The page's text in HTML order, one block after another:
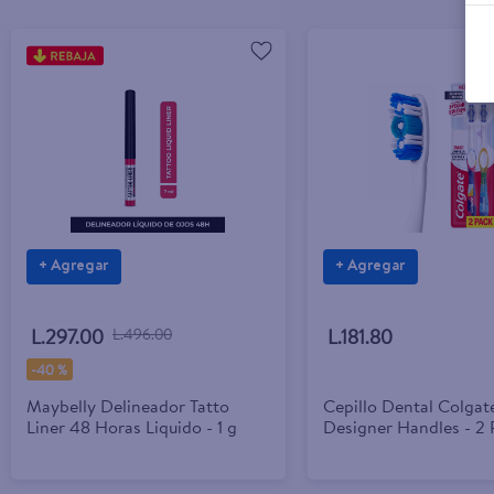
+ Agregar
L.297.00 L.496.00
-40 %
Maybelly Delineador Tatto
Liner 48 Horas Liquido - 1 g
+ Agregar
L.181.80
Cepillo Dental
Designer Handles - 2